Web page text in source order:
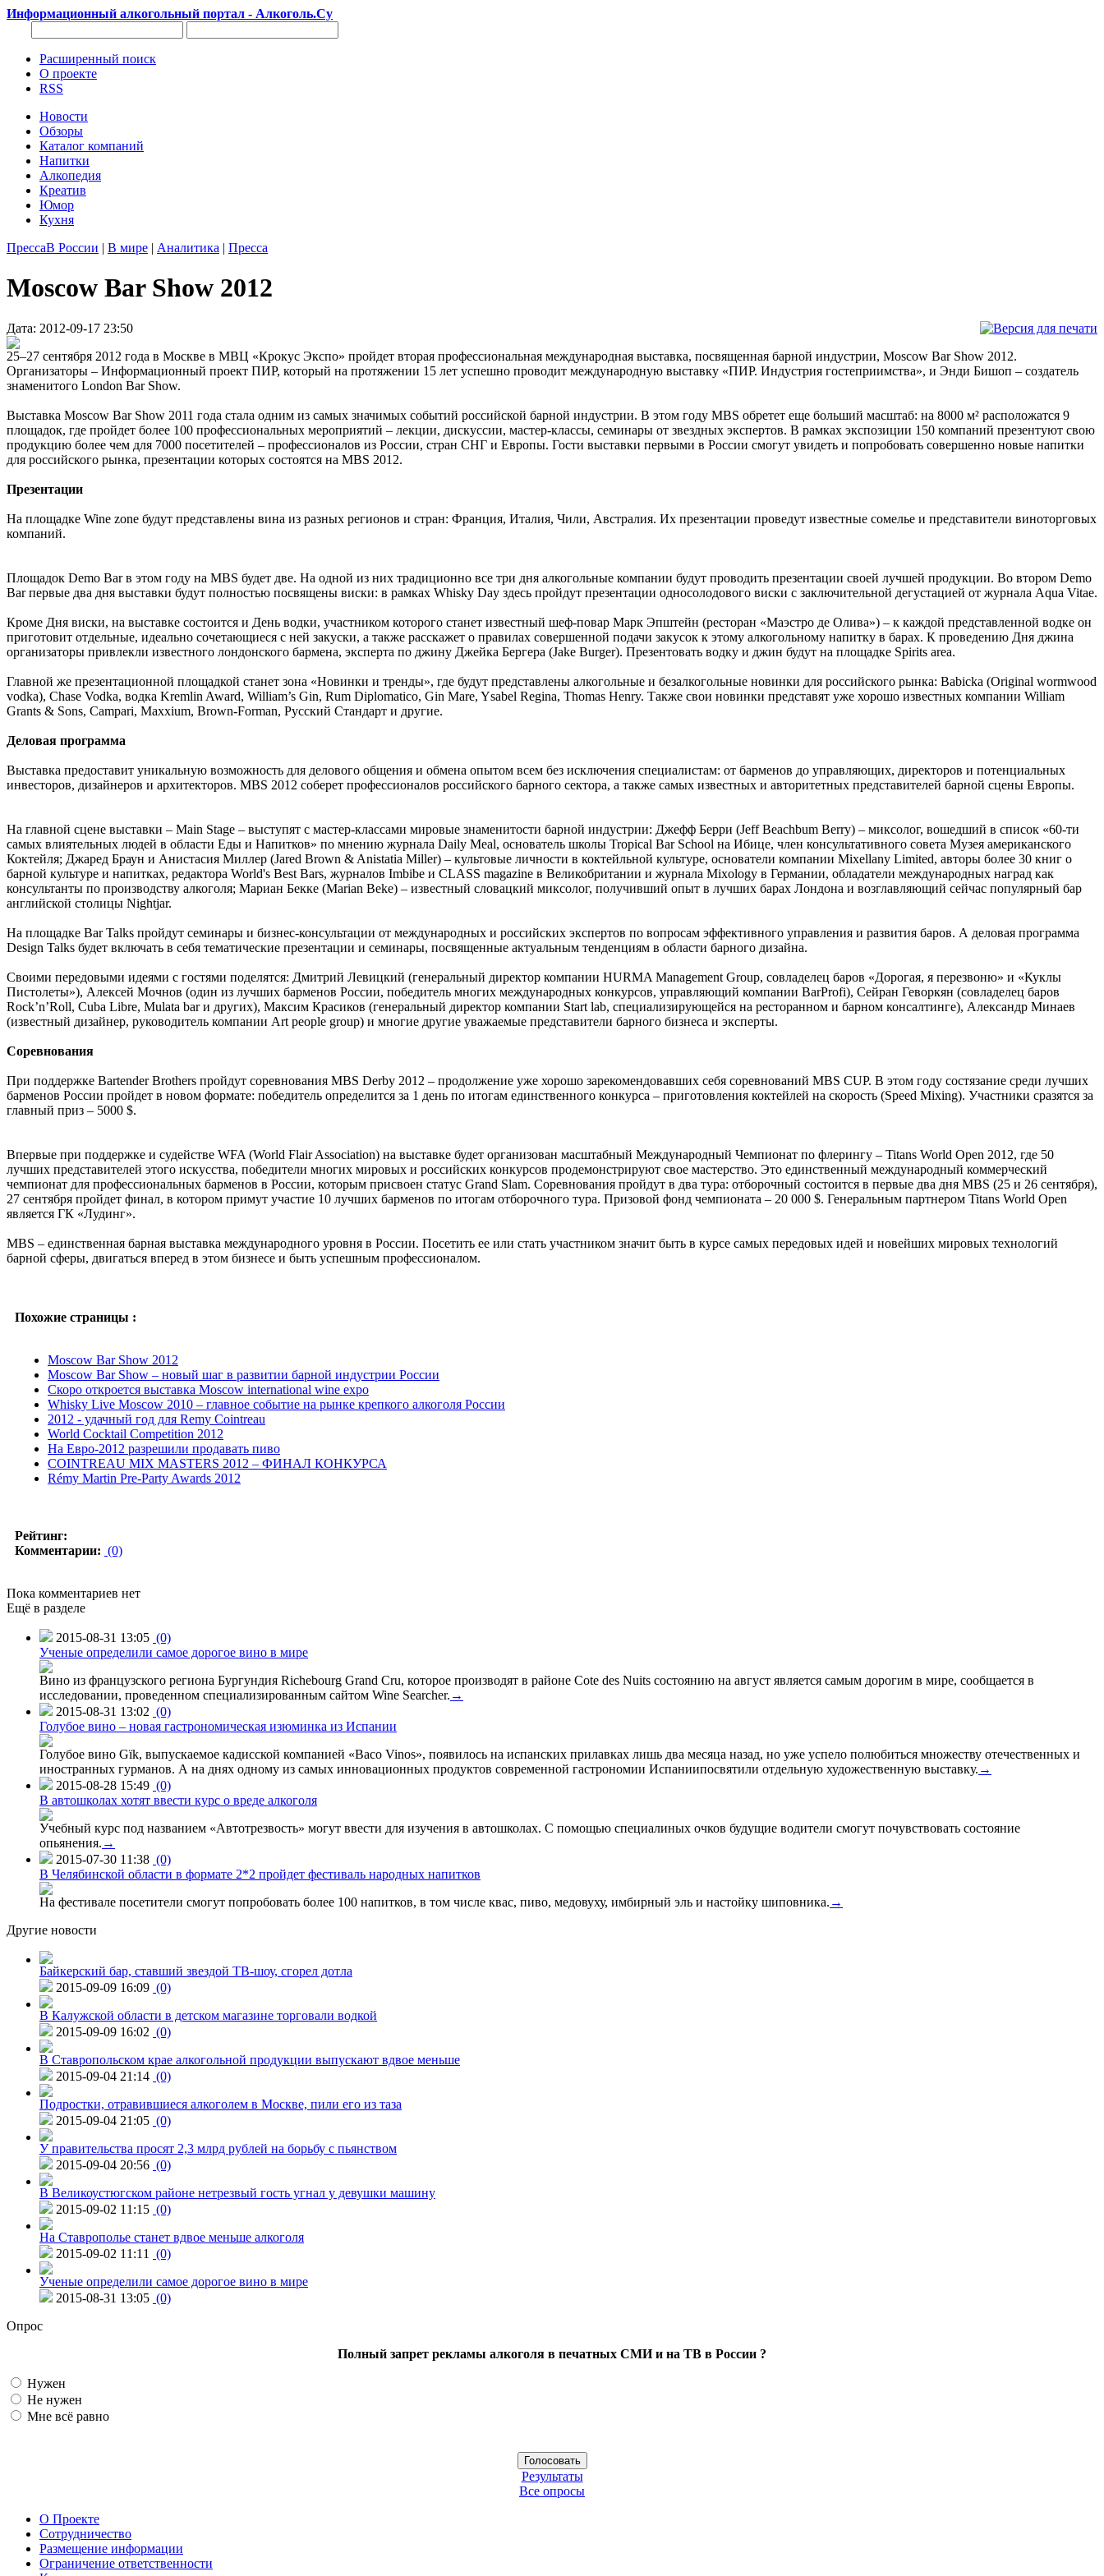
Информационный алкогольный портал - Алкоголь.Су
Расширенный поиск
О проекте
RSS
Новости
Обзоры
Каталог компаний
Напитки
Алкопедия
Креатив
Юмор
Кухня
ПрессаВ России | В мире | Аналитика | Пресса
Moscow Bar Show 2012
Дата: 2012-09-17 23:50
25–27 сентября 2012 года в Москве в МВЦ «Крокус Экспо» пройдет вторая профессиональная международная выставка, посвященная барной индустрии, Moscow Bar Show 2012.
Организаторы – Информационный проект ПИР, который на протяжении 15 лет успешно проводит международную выставку «ПИР. Индустрия гостеприимства», и Энди Бишоп – создатель
знаменитого London Bar Show.
Выставка Moscow Bar Show 2011 года стала одним из самых значимых событий российской барной индустрии. В этом году MBS обретет еще больший масштаб: на 8000 м² расположатся 9
площадок, где пройдет более 100 профессиональных мероприятий – лекции, дискуссии, мастер-классы, семинары от звездных экспертов. В рамках экспозиции 150 компаний презентуют свою
продукцию более чем для 7000 посетителей – профессионалов из России, стран СНГ и Европы. Гости выставки первыми в России смогут увидеть и попробовать совершенно новые напитки
для российского рынка, презентации которых состоятся на MBS 2012.
Презентации
На площадке Wine zone будут представлены вина из разных регионов и стран: Франция, Италия, Чили, Австралия. Их презентации проведут известные сомелье и представители виноторговых
компаний.
Площадок Demo Bar в этом году на MBS будет две. На одной из них традиционно все три дня алкогольные компании будут проводить презентации своей лучшей продукции. Во втором Demo
Вar первые два дня выставки будут полностью посвящены виски: в рамках Whisky Day здесь пройдут презентации односолодового виски с заключительной дегустацией от журнала Aqua Vitae.
Кроме Дня виски, на выставке состоится и День водки, участником которого станет известный шеф-повар Марк Эпштейн (ресторан «Маэстро де Олива») – к каждой представленной водке он
приготовит отдельные, идеально сочетающиеся с ней закуски, а также расскажет о правилах совершенной подачи закусок к этому алкогольному напитку в барах. К проведению Дня джина
организаторы привлекли известного лондонского бармена, эксперта по джину Джейка Бергера (Jake Burger). Презентовать водку и джин будут на площадке Spirits area.
Главной же презентационной площадкой станет зона «Новинки и тренды», где будут представлены алкогольные и безалкогольные новинки для российского рынка: Babicka (Original wormwood
vodka), Chase Vodka, водка Kremlin Award, William’s Gin, Rum Diplomatico, Gin Mare, Ysabel Regina, Thomas Henry. Также свои новинки представят уже хорошо известных компании William
Grants & Sons, Campari, Maxxium, Brown-Forman, Русский Стандарт и другие.
Деловая программа
Выставка предоставит уникальную возможность для делового общения и обмена опытом всем без исключения специалистам: от барменов до управляющих, директоров и потенциальных
инвесторов, дизайнеров и архитекторов. MBS 2012 соберет профессионалов российского барного сектора, а также самых известных и авторитетных представителей барной сцены Европы.
На главной сцене выставки – Main Stage – выступят с мастер-классами мировые знаменитости барной индустрии: Джефф Берри (Jeff Beachbum Berry) – миксолог, вошедший в список «60-ти
самых влиятельных людей в области Еды и Напитков» по мнению журнала Daily Meal, основатель школы Tropical Bar School на Ибице, член консультативного совета Музея американского
Коктейля; Джаред Браун и Анистасия Миллер (Jared Brown & Anistatia Miller) – культовые личности в коктейльной культуре, основатели компании Mixellany Limited, авторы более 30 книг о
барной культуре и напитках, редактора World's Best Bars, журналов Imbibe и CLASS magazine в Великобритании и журнала Mixology в Германии, обладатели международных наград как
консультанты по производству алкоголя; Мариан Бекке (Marian Beke) – известный словацкий миксолог, получивший опыт в лучших барах Лондона и возглавляющий сейчас популярный бар
английской столицы Nightjar.
На площадке Bar Talks пройдут семинары и бизнес-консультации от международных и российских экспертов по вопросам эффективного управления и развития баров. А деловая программа
Design Talks будет включать в себя тематические презентации и семинары, посвященные актуальным тенденциям в области барного дизайна.
Своими передовыми идеями с гостями поделятся: Дмитрий Левицкий (генеральный директор компании HURMA Management Group, совладелец баров «Дорогая, я перезвоню» и «Куклы
Пистолеты»), Алексей Мочнов (один из лучших барменов России, победитель многих международных конкурсов, управляющий компании BarProfi), Сейран Геворкян (совладелец баров
Rock’n’Roll, Cuba Libre, Mulata bar и других), Максим Красиков (генеральный директор компании Start lab, специализирующейся на ресторанном и барном консалтинге), Александр Минаев
(известный дизайнер, руководитель компании Art people group) и многие другие уважаемые представители барного бизнеса и эксперты.
Соревнования
При поддержке Bartender Brothers пройдут соревнования MBS Derby 2012 – продолжение уже хорошо зарекомендовавших себя соревнований MBS CUP. В этом году состязание среди лучших
барменов России пройдет в новом формате: победитель определится за 1 день по итогам единственного конкурса – приготовления коктейлей на скорость (Speed Mixing). Участники сразятся за
главный приз – 5000 $.
Впервые при поддержке и судействе WFA (World Flair Association) на выставке будет организован масштабный Международный Чемпионат по флерингу – Titans World Open 2012, где 50
лучших представителей этого искусства, победители многих мировых и российских конкурсов продемонстрируют свое мастерство. Это единственный международный коммерческий
чемпионат для профессиональных барменов в России, которым присвоен статус Grand Slam. Соревнования пройдут в два тура: отборочный состоится в первые два дня MBS (25 и 26 сентября),
27 сентября пройдет финал, в котором примут участие 10 лучших барменов по итогам отборочного тура. Призовой фонд чемпионата – 20 000 $. Генеральным партнером Titans World Open
является ГК «Лудинг».
MBS – единственная барная выставка международного уровня в России. Посетить ее или стать участником значит быть в курсе самых передовых идей и новейших мировых технологий
барной сферы, двигаться вперед в этом бизнесе и быть успешным профессионалом.
Похожие страницы :
Moscow Bar Show 2012
Moscow Bar Show – новый шаг в развитии барной индустрии России
Скоро откроется выставка Moscow international wine expo
Whisky Live Moscow 2010 – главное событие на рынке крепкого алкоголя России
2012 - удачный год для Remy Cointreau
World Cocktail Competition 2012
На Евро-2012 разрешили продавать пиво
COINTREAU MIX MASTERS 2012 – ФИНАЛ КОНКУРСА
Rémy Martin Pre-Party Awards 2012
Рейтинг:
Комментарии: (0)
Пока комментариев нет
Ещё в разделе
2015-08-31 13:05 (0)
Ученые определили самое дорогое вино в мире
Вино из французского региона Бургундия Richebourg Grand Cru, которое производят в районе Cote des Nuits состоянию на август является самым дорогим в мире, сообщается в
исследовании, проведенном специализированным сайтом Wine Searcher. →
2015-08-31 13:02 (0)
Голубое вино – новая гастрономическая изюминка из Испании
Голубое вино Gïk, выпускаемое кадисской компанией «Baco Vinos», появилось на испанских прилавках лишь два месяца назад, но уже успело полюбиться множеству отечественных и
иностранных гурманов. А на днях одному из самых инновационных продуктов современной гастрономии Испаниипосвятили отдельную художественную выставку. →
2015-08-28 15:49 (0)
В автошколах хотят ввести курс о вреде алкоголя
Учебный курс под названием «Автотрезвость» могут ввести для изучения в автошколах. С помощью специалиных очков будущие водители смогут почувствовать состояние
опьянения. →
2015-07-30 11:38 (0)
В Челябинской области в формате 2*2 пройдет фестиваль народных напитков
На фестивале посетители смогут попробовать более 100 напитков, в том числе квас, пиво, медовуху, имбирный эль и настойку шиповника. →
Другие новости
Байкерский бар, ставший звездой ТВ-шоу, сгорел дотла
2015-09-09 16:09 (0)
В Калужской области в детском магазине торговали водкой
2015-09-09 16:02 (0)
В Ставропольском крае алкогольной продукции выпускают вдвое меньше
2015-09-04 21:14 (0)
Подростки, отравившиеся алкоголем в Москве, пили его из таза
2015-09-04 21:05 (0)
У правительства просят 2,3 млрд рублей на борьбу с пьянством
2015-09-04 20:56 (0)
В Великоустюгском районе нетрезвый гость угнал у девушки машину
2015-09-02 11:15 (0)
На Ставрополье станет вдвое меньше алкоголя
2015-09-02 11:11
(0)
Ученые определили самое дорогое вино в мире
2015-08-31 13:05 (0)
Опрос
Полный запрет рекламы алкоголя в печатных СМИ и на ТВ в России ?
Нужен
Не нужен
Мне всё равно
Результаты
Все опросы
О Проекте
Сотрудничество
Размещение информации
Ограничение ответственности